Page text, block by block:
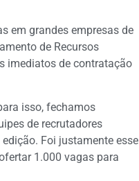
em grandes empresas de
de Recursos
imediatos de contratação
isso, fechamos
de recrutadores
Foi justamente esse
1.000 vagas para